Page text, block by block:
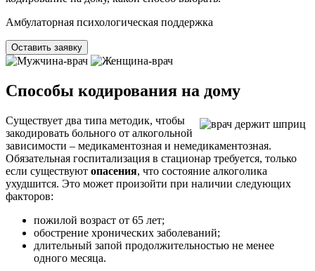
Амбулаторная психологическая поддержка
Оставить заявку
Способы кодирования на дому
Существует два типа методик, чтобы
закодировать больного от алкогольной
зависимости – медикаментозная и немедикаментозная.
Обязательная госпитализация в стационар требуется, только
если существуют опасения, что состояние алкоголика
ухудшится. Это может произойти при наличии следующих
факторов:
пожилой возраст от 65 лет;
обострение хронических заболеваний;
длительный запой продолжительностью не менее
одного месяца.